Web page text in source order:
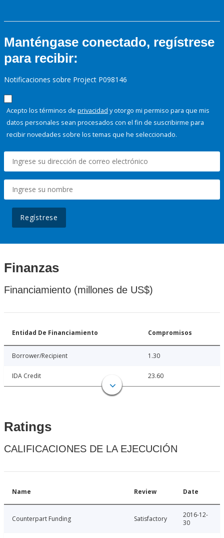
Manténgase conectado, regístrese
para recibir:
Notificaciones sobre Project P098146
Acepto los términos de privacidad y otorgo mi permiso para que mis
datos personales sean procesados con el fin de suscribirme para
recibir novedades sobre los temas que he seleccionado.
Regístrese
Finanzas
Financiamiento (millones de US$)
Entidad De Financiamiento Compromisos
Borrower/Recipient 1.30
IDA Credit 23.60
Ratings
CALIFICACIONES DE LA EJECUCIÓN
Name Review Date
Counterpart Funding Satisfactory
2016-12-
30